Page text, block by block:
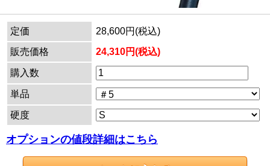
定価
28,600円(税込)
販売価格
24,310円(税込)
購入数
単品
硬度
オプションの値段詳細はこちら